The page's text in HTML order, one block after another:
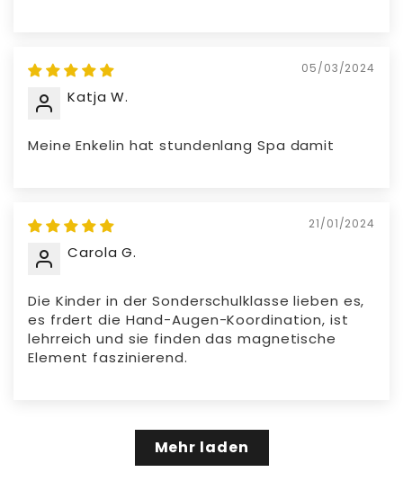
05/03/2024
Katja W.
Meine Enkelin hat stundenlang Spa damit
21/01/2024
Carola G.
Die Kinder in der Sonderschulklasse lieben es,
es frdert die Hand-Augen-Koordination, ist
lehrreich und sie finden das magnetische
Element faszinierend.
Mehr laden